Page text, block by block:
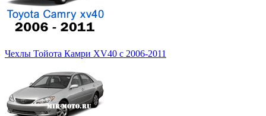
Чехлы Тойота Камри XV40 с 2006-2011